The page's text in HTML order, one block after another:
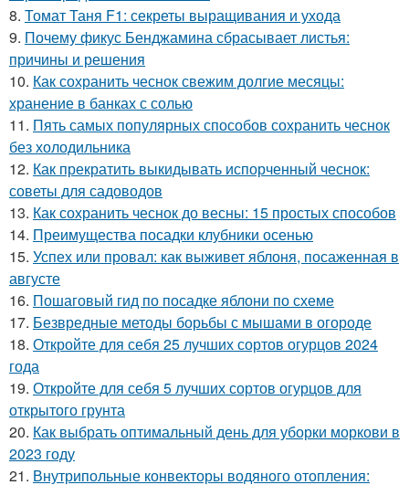
8. Томат Таня F1: секреты выращивания и ухода
9. Почему фикус Бенджамина сбрасывает листья:
причины и решения
10. Как сохранить чеснок свежим долгие месяцы:
хранение в банках с солью
11. Пять самых популярных способов сохранить чеснок
без холодильника
12. Как прекратить выкидывать испорченный чеснок:
советы для садоводов
13. Как сохранить чеснок до весны: 15 простых способов
14. Преимущества посадки клубники осенью
15. Успех или провал: как выживет яблоня, посаженная в
августе
16. Пошаговый гид по посадке яблони по схеме
17. Безвредные методы борьбы с мышами в огороде
18. Откройте для себя 25 лучших сортов огурцов 2024
года
19. Откройте для себя 5 лучших сортов огурцов для
открытого грунта
20. Как выбрать оптимальный день для уборки моркови в
2023 году
21. Внутрипольные конвекторы водяного отопления: